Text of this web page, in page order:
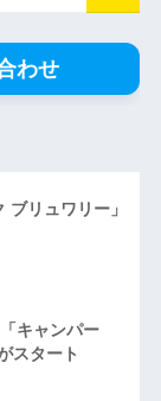
わせ
リュワリー」
キャンパー
スタート